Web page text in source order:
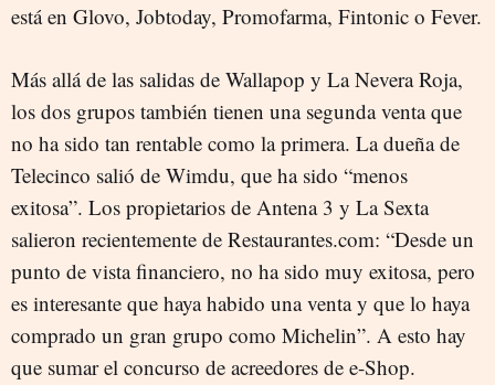
está en Glovo, Jobtoday, Promofarma, Fintonic o Fever.
Más allá de las salidas de Wallapop y La Nevera Roja,
los dos grupos también tienen una segunda venta que
no ha sido tan rentable como la primera. La dueña de
Telecinco salió de Wimdu, que ha sido “menos
exitosa”. Los propietarios de Antena 3 y La Sexta
salieron recientemente de Restaurantes.com: “Desde un
punto de vista financiero, no ha sido muy exitosa, pero
es interesante que haya habido una venta y que lo haya
comprado un gran grupo como Michelin”. A esto hay
que sumar el concurso de acreedores de e-Shop.